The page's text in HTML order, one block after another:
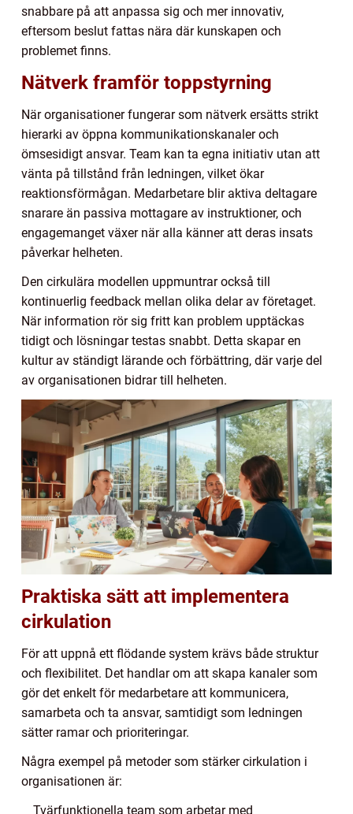
snabbare på att anpassa sig och mer innovativ,
eftersom beslut fattas nära där kunskapen och
problemet finns.
Nätverk framför toppstyrning
När organisationer fungerar som nätverk ersätts strikt
hierarki av öppna kommunikationskanaler och
ömsesidigt ansvar. Team kan ta egna initiativ utan att
vänta på tillstånd från ledningen, vilket ökar
reaktionsförmågan. Medarbetare blir aktiva deltagare
snarare än passiva mottagare av instruktioner, och
engagemanget växer när alla känner att deras insats
påverkar helheten.
Den cirkulära modellen uppmuntrar också till
kontinuerlig feedback mellan olika delar av företaget.
När information rör sig fritt kan problem upptäckas
tidigt och lösningar testas snabbt. Detta skapar en
kultur av ständigt lärande och förbättring, där varje del
av organisationen bidrar till helheten.
Praktiska sätt att implementera
cirkulation
För att uppnå ett flödande system krävs både struktur
och flexibilitet. Det handlar om att skapa kanaler som
gör det enkelt för medarbetare att kommunicera,
samarbeta och ta ansvar, samtidigt som ledningen
sätter ramar och prioriteringar.
Några exempel på metoder som stärker cirkulation i
organisationen är:
Tvärfunktionella team som arbetar med